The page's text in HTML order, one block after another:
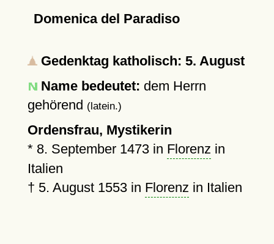
Domenica del Paradiso
Gedenktag katholisch: 5. August
Name bedeutet: dem Herrn
gehörend (latein.)
Ordensfrau, Mystikerin
* 8. September 1473in Florenz in
Italien
† 5. August 1553in Florenz in Italien